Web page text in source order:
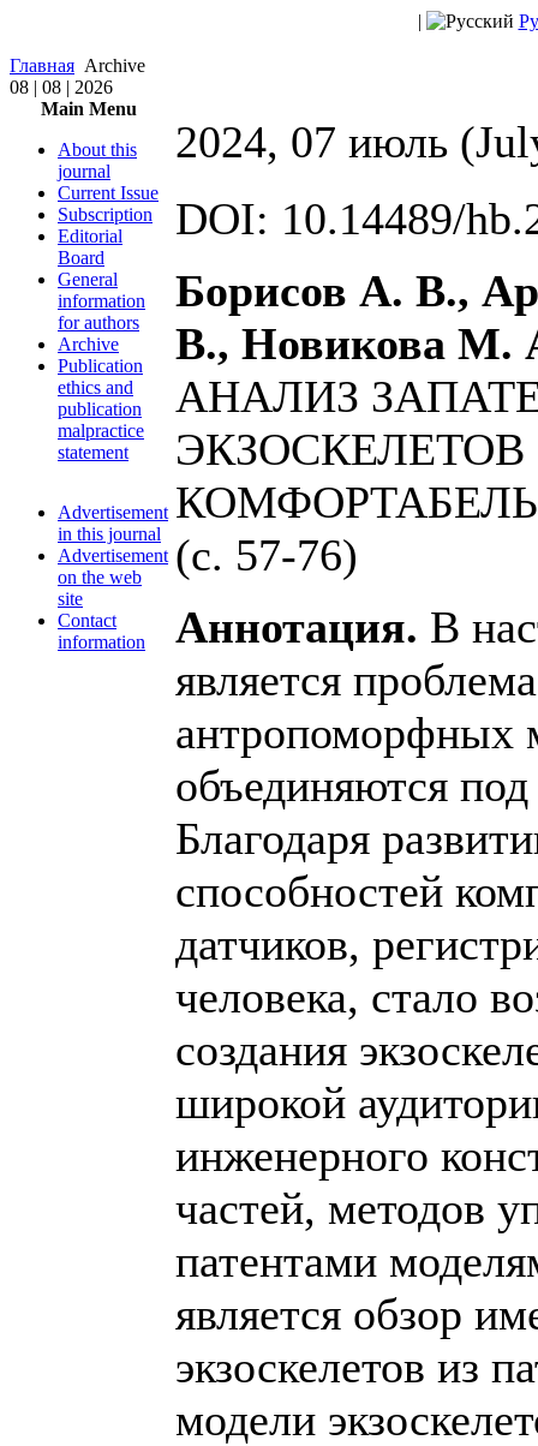
|
Главная Archive
08 | 08 | 2026
Main Menu
About this
journal
Current Issue
Subscription
Editorial
Board
General
information
for authors
Archive
Publication
ethics and
publication
malpractice
statement
Advertisement
in this journal
Advertisement
on the web
site
Contact
information
2024, 07 июль
DOI: 10.14489/
Борисов А. В.,
В., Новикова М.
АНАЛИЗ
(с. 57-76)
Аннотация. В
является
антропоморфных
объединяются
Благодаря
способностей
датчиков,
человека, стало
создания
широкой
инженерного
частей, методов
патентами
является обзор
экзоскелетов из
модели